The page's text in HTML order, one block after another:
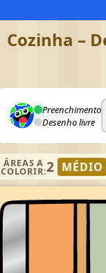
Cozinha –
Preenchimento
Desenho livre
ÁREAS A
COLORIR:2 MÉDIO